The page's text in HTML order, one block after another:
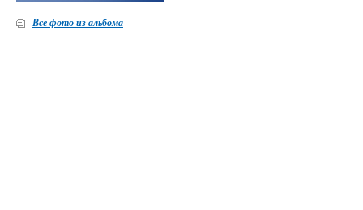
Все фото из альбома